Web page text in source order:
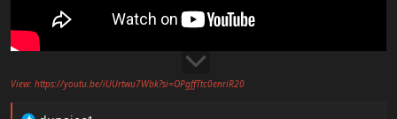
View: https://youtu.be/iUUrtwu7Wbk?si=OPgffTtc0enriR20